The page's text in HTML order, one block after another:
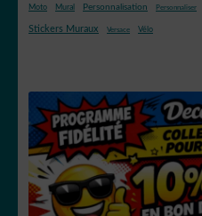
Moto Mural Personnalisation Personnaliser
Stickers Muraux Versace Vélo